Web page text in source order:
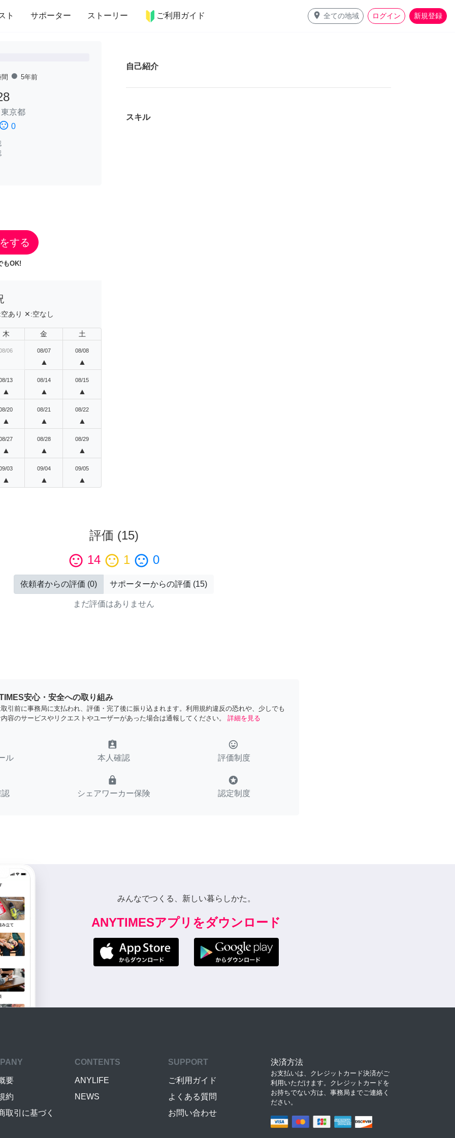
ト サポーター ストーリー ご利用ガイド place 全ての地域 ログイン 新規登録
インテリア 趣味・習い事 ペット 料理
fiber_manual_record 5年前
東京都
0
する
もOK!
空あり ✕:空なし
木 金 土
06 08/07
▲
08/08
▲
13
▲
08/14
▲
08/15
▲
20
▲
08/21
▲
08/22
▲
27
▲
08/28
▲
08/29
▲
03
▲
09/04
▲
09/05
▲
自己紹介
スキル
評価 (15)
sentiment_satisfied 14 sentiment_neutral 1 sentiment_dissatisfied 0
依頼者からの評価 (0) サポーターからの評価 (15)
まだ評価はありません
安心・安全への取り組み
引前に事務局に支払われ、評価・完了後に振り込まれます。利用規約違反の恐れや、少しでも
容のサービスやリクエストやユーザーがあった場合は通報してください。
詳細を見る
ル
assignment_ind
本人確認
tag_faces
評価制度
lock
シェアワーカー保険
stars
認定制度
みんなでつくる、新しい暮らしかた。
ANYTIMESアプリをダウンロード
要
約
取引に基づく
CONTENTS
ANYLIFE
NEWS
SUPPORT
ご利用ガイド
よくある質問
お問い合わせ
決済方法
お支払いは、クレジットカード決済がご
利用いただけます。クレジットカードを
お持ちでない方は、事務局までご連絡く
ださい。